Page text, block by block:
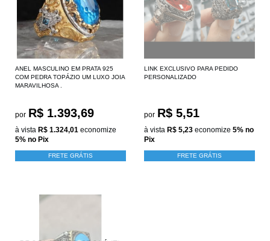
ANEL MASCULINO EM PRATA 925
COM PEDRA TOPÁZIO UM LUXO JOIA
MARAVILHOSA .
por R$ 1.393,69
à vista R$ 1.324,01 economize
5% no Pix
FRETE GRÁTIS
LINK EXCLUSIVO PARA PEDIDO
PERSONALIZADO
por R$ 5,51
à vista R$ 5,23 economize 5% no
Pix
FRETE GRÁTIS